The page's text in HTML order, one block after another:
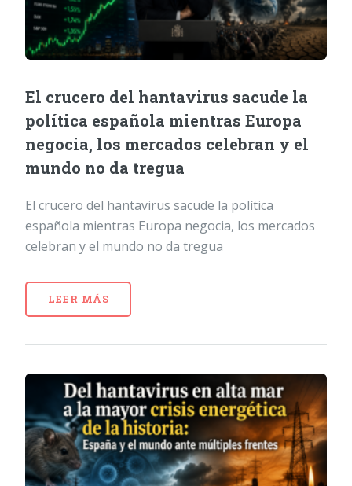
El crucero del hantavirus sacude la
política española mientras Europa
negocia, los mercados celebran y el
mundo no da tregua
El crucero del hantavirus sacude la política
española mientras Europa negocia, los mercados
celebran y el mundo no da tregua
LEER MÁS